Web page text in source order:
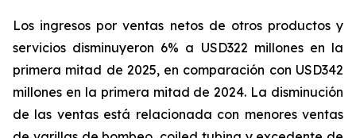
Los ingresos por ventas netos de otros productos y
servicios disminuyeron 6% a USD322 millones en la
primera mitad de 2025, en comparación con USD342
millones en la primera mitad de 2024. La disminución
de las ventas está relacionada con menores ventas